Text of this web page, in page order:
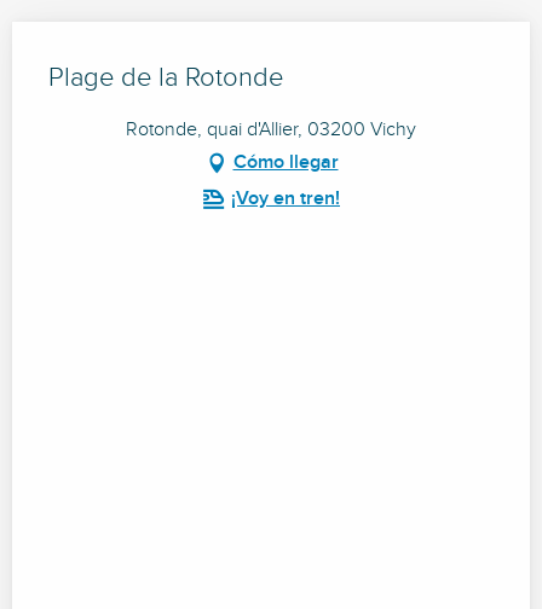
Plage de la Rotonde
Rotonde, quai d'Allier, 03200 Vichy
Cómo llegar
¡Voy en tren!